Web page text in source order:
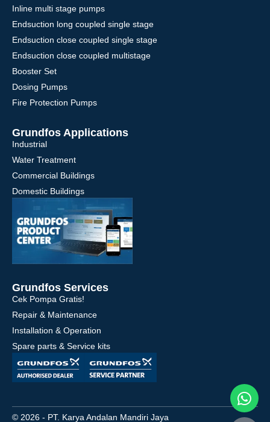
Inline multi stage pumps
Endsuction long coupled single stage
Endsuction close coupled single stage
Endsuction close coupled multistage
Booster Set
Dosing Pumps
Fire Protection Pumps
Grundfos Applications
Industrial
Water Treatment
Commercial Buildings
Domestic Buildings
Grundfos Services
Cek Pompa Gratis!
Repair & Maintenance
Installation & Operation
Spare parts & Service kits
© 2026 - PT. Karya Andalan Mandiri Jaya